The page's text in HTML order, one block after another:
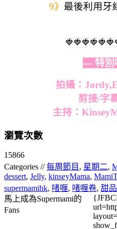
9》 最後利用牙
— 特別
拍攝：
剪接/字
主持：
瀏覽次數
15866
Categories //每周節目 , 星期二,
dessert, Jelly, kinseyMama,
supermamihk, 啫喱, 啫喱卷, 甜品
馬上成為Supermami的
Fans